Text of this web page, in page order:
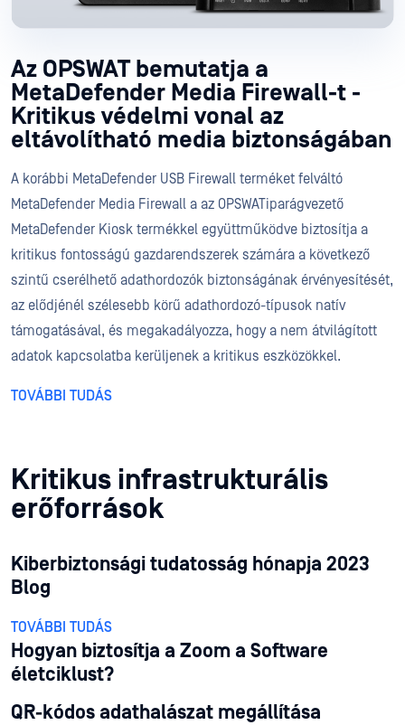
Az OPSWAT bemutatja a
MetaDefender Media Firewall-t -
Kritikus védelmi vonal az
eltávolítható media biztonságában
A korábbi MetaDefender USB Firewall terméket felváltó
MetaDefender Media Firewall a az OPSWATiparágvezető
MetaDefender Kiosk termékkel együttműködve biztosítja a
kritikus fontosságú gazdarendszerek számára a következő
szintű cserélhető adathordozók biztonságának érvényesítését,
az elődjénél szélesebb körű adathordozó-típusok natív
támogatásával, és megakadályozza, hogy a nem átvilágított
adatok kapcsolatba kerüljenek a kritikus eszközökkel.
TOVÁBBI TUDÁS
Kritikus infrastrukturális
erőforrások
Kiberbiztonsági tudatosság hónapja 2023
Blog
TOVÁBBI TUDÁS
Hogyan biztosítja a Zoom a Software
életciklust?
QR-kódos adathalászat megállítása